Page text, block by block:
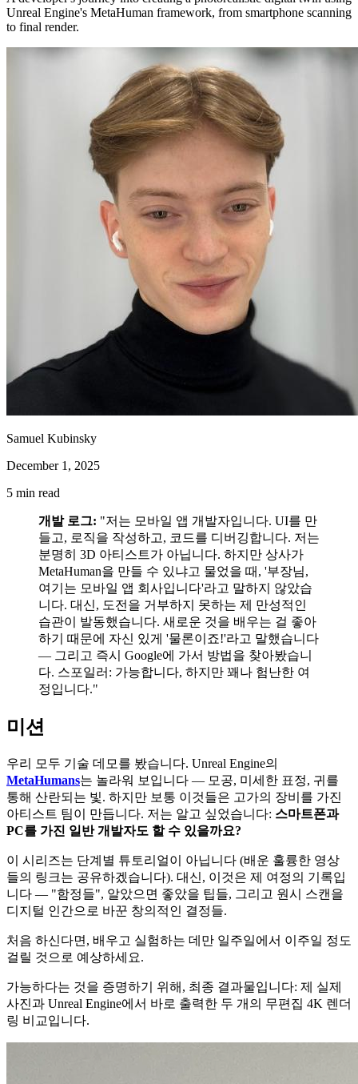
Unreal Engine's MetaHuman framework, from smartphone scanning
to final render.
Samuel Kubinsky
December 1, 2025
5 min read
개발 로그: "저는 모바일 앱 개발자입니다. UI를 만
들고, 로직을 작성하고, 코드를 디버깅합니다. 저는
분명히 3D 아티스트가 아닙니다. 하지만 상사가
MetaHuman을 만들 수 있냐고 물었을 때, '부장님,
여기는 모바일 앱 회사입니다'라고 말하지 않았습
니다. 대신, 도전을 거부하지 못하는 제 만성적인
습관이 발동했습니다. 새로운 것을 배우는 걸 좋아
하기 때문에 자신 있게 '물론이죠!'라고 말했습니다
— 그리고 즉시 Google에 가서 방법을 찾아봤습니
다. 스포일러: 가능합니다, 하지만 꽤나 험난한 여
정입니다."
미션
우리 모두 기술 데모를 봤습니다. Unreal Engine의
MetaHumans는 놀라워 보입니다 — 모공, 미세한 표정, 귀를
통해 산란되는 빛. 하지만 보통 이것들은 고가의 장비를 가진
아티스트 팀이 만듭니다. 저는 알고 싶었습니다: 스마트폰과
PC를 가진 일반 개발자도 할 수 있을까요?
이 시리즈는 단계별 튜토리얼이 아닙니다 (배운 훌륭한 영상
들의 링크는 공유하겠습니다). 대신, 이것은 제 여정의 기록입
니다 — "함정들", 알았으면 좋았을 팁들, 그리고 원시 스캔을
디지털 인간으로 바꾼 창의적인 결정들.
처음 하신다면, 배우고 실험하는 데만 일주일에서 이주일 정도
걸릴 것으로 예상하세요.
가능하다는 것을 증명하기 위해, 최종 결과물입니다: 제 실제
사진과 Unreal Engine에서 바로 출력한 두 개의 무편집 4K 렌더
링 비교입니다.